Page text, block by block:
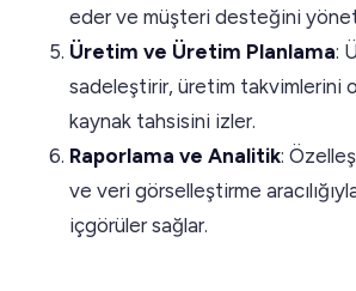
eder ve müşteri desteğini
Üretim ve Üretim Planlama:
sadeleştirir, üretim takvimlerini
kaynak tahsisini izler.
Raporlama ve Analitik:
ve veri görselleştirme
içgörüler sağlar.